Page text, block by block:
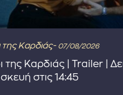
της Καρδιάς- 07/08/2026
της Καρδιάς | Trailer |
στις 14:45